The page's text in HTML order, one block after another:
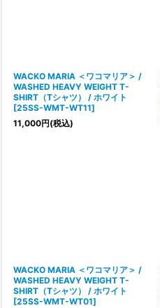
WACKO MARIA ＜ワコマリア＞ /
WASHED HEAVY WEIGHT T-
SHIRT（Tシャツ） / ホワイト
[25SS-WMT-WT11]
11,000円(税込)
WACKO MARIA ＜ワコマリア＞ /
WASHED HEAVY WEIGHT T-
SHIRT（Tシャツ） / ホワイト
[25SS-WMT-WT01]